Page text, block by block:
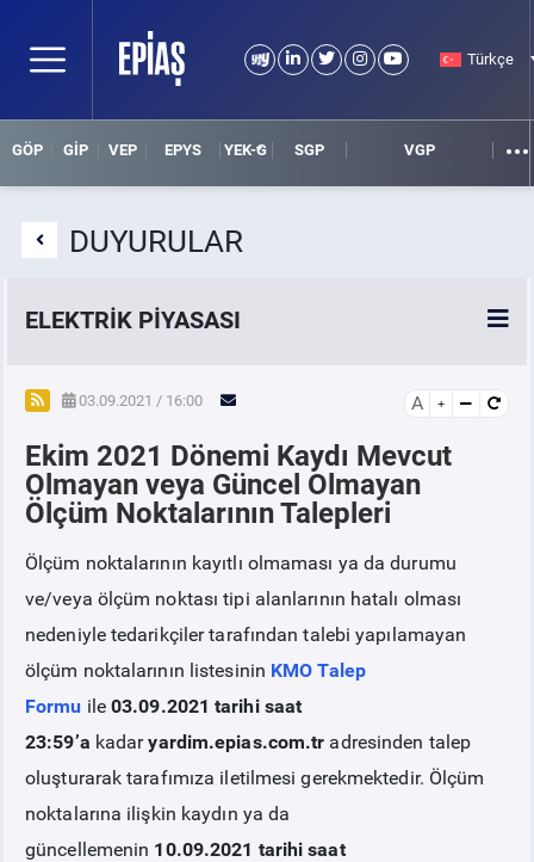
Türkçe
GÖP GİP VEP EPYS YEK-G SGP VGP
DUYURULAR
ELEKTRİK PİYASASI
SPOT ELEKTRİK PİYASALARI
ÖRNEK FİNANS BELGELERİ
VADELİ ELEKTRİK PİYASASI
PİYASAKAYITSÜRECİ
SERBEST TÜKETİCİ
MALİ UZLAŞTIRMA
TEMİNAT
03.09.2021 / 16:00 A
Ekim 2021 Dönemi Kaydı Mevcut
Olmayan veya Güncel Olmayan
Ölçüm Noktalarının Talepleri
Ölçüm noktalarının kayıtlı olmaması ya da durumu
ve/veya ölçüm noktası tipi alanlarının hatalı olması
nedeniyle tedarikçiler tarafından talebi yapılamayan
ölçüm noktalarının listesinin KMO Talep
Formu ile 03.09.2021 tarihi saat
23:59’a kadaryardim.epias.com.tr adresinden talep
oluşturarak tarafımıza iletilmesi gerekmektedir. Ölçüm
noktalarına ilişkin kaydın ya da
güncellemenin 10.09.2021 tarihi saat